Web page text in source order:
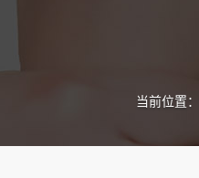
当前位置：